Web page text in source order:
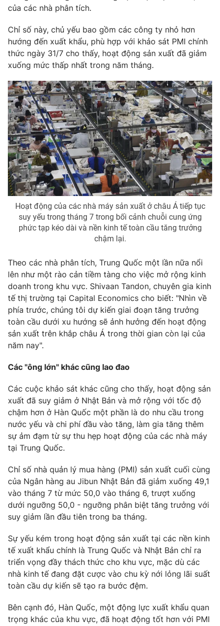
Video
VTV Money VTV Thể thao
VTV Sức khoẻ Bất động sản
Thị trường 24h Tấm lòng Việt
VTV4 Vươn mình bằng AI
VTV9 VTV8
Liên hệ tòa soạn English
THỜI BÁO VTV
Theo dõi báo trên
Cơ quan chủ quản:Đài Truyền hình Việt Nam
Cơ quan báo chí:Thời báo VTV
Giấy phép hoạt động báo in và báo điện tử số 483/GP-BTTTT
cấp ngày 29/12/2023
Phó Tổng Biên tập:
Nguyễn Thị Mỹ Hạnh, Phạm Quốc Thắng,
Tổng đài VTV:
024.38 355 931 - 024.38 355 932
Ðiện thoại Thời báo VTV:024.66 897 897
Email: toasoan@vtv.vn
Liên hệ quảng cáo: 024-7300.7108
® Cấm sao chép dưới mọi hình thức nếu không có sự chấp
thuận bằng văn bản. Ghi rõ nguồn VTV.vn khi phát hành lại
của các nhà phân tích.
Chỉ số này, chủ yếu bao gồm các công ty nhỏ hơn
hướng đến xuất khẩu, phù hợp với khảo sát PMI chính
thức ngày 31/7 cho thấy, hoạt động sản xuất đã giảm
xuống mức thấp nhất trong năm tháng.
Hoạt động của các nhà máy sản xuất ở châu Á tiếp tục
suy yếu trong tháng 7 trong bối cảnh chuỗi cung ứng
phức tạp kéo dài và nền kinh tế toàn cầu tăng trưởng
chậm lại.
Theo các nhà phân tích, Trung Quốc một lần nữa nổi
lên như một rào cản tiềm tàng cho việc mở rộng kinh
doanh trong khu vực. Shivaan Tandon, chuyên gia kinh
tế thị trường tại Capital Economics cho biết: "Nhìn về
phía trước, chúng tôi dự kiến ​​giai đoạn tăng trưởng
toàn cầu dưới xu hướng sẽ ảnh hưởng đến hoạt động
sản xuất trên khắp châu Á trong thời gian còn lại của
năm nay".
Các "ông lớn" khác cũng lao đao
Các cuộc khảo sát khác cũng cho thấy, hoạt động sản
xuất đã suy giảm ở Nhật Bản và mở rộng với tốc độ
chậm hơn ở Hàn Quốc một phần là do nhu cầu trong
nước yếu và chi phí đầu vào tăng, làm gia tăng thêm
sự ảm đạm từ sự thu hẹp hoạt động của các nhà máy
tại Trung Quốc.
Chỉ số nhà quản lý mua hàng (PMI) sản xuất cuối cùng
của Ngân hàng au Jibun Nhật Bản đã giảm xuống 49,1
vào tháng 7 từ mức 50,0 vào tháng 6, trượt xuống
dưới ngưỡng 50,0 - ngưỡng phân biệt tăng trưởng với
suy giảm lần đầu tiên trong ba tháng.
Sự yếu kém trong hoạt động sản xuất tại các nền kinh
tế xuất khẩu chính là Trung Quốc và Nhật Bản chỉ ra
triển vọng đầy thách thức cho khu vực, mặc dù các
nhà kinh tế đang đặt cược vào chu kỳ nới lỏng lãi suất
toàn cầu dự kiến ​​sẽ tạo ra bước đệm.
Bên cạnh đó, Hàn Quốc, một động lực xuất khẩu quan
trọng khác của khu vực, đã hoạt động tốt hơn với PMI